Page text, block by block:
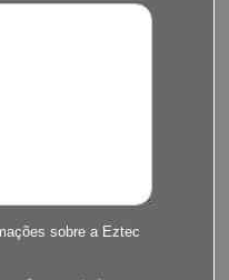
sobre a Eztec